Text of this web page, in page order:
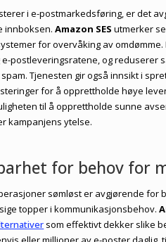
i e-postmarkedsføring, er det
innboksen.Amazon SES utmerker
for overvåking av
postleveringsratene, og reduserer
Tjenesten gir også innsikt i
for å opprettholde høye
til å opprettholde sunne
kampanjens ytelse.
for behov for
sømløst er avgjørende for
topper i kommunikasjonsbehov.
som effektivt dekker slike